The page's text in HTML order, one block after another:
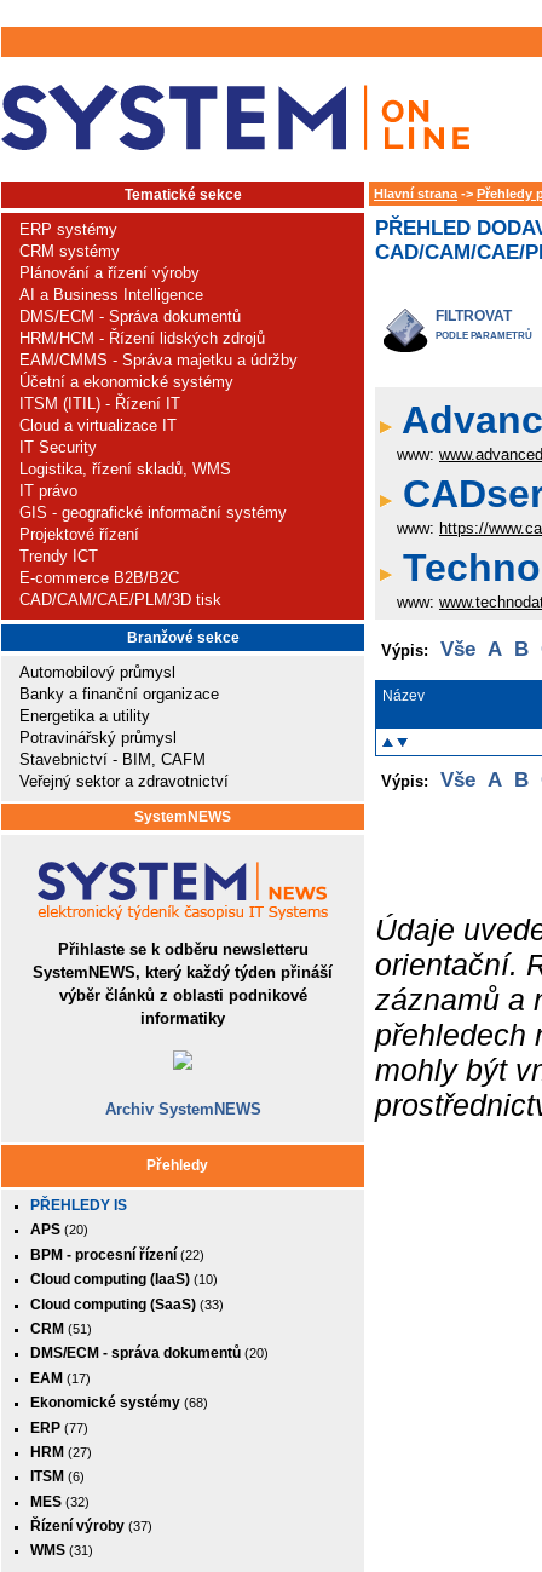
Tematické sekce
ERP systémy
CRM systémy
Plánování a řízení výroby
AI a Business Intelligence
DMS/ECM - Správa dokumentů
HRM/HCM - Řízení lidských zdrojů
EAM/CMMS - Správa majetku a údržby
Účetní a ekonomické systémy
ITSM (ITIL) - Řízení IT
Cloud a virtualizace IT
IT Security
Logistika, řízení skladů, WMS
IT právo
GIS - geografické informační systémy
Projektové řízení
Trendy ICT
E-commerce B2B/B2C
CAD/CAM/CAE/PLM/3D tisk
Branžové sekce
Automobilový průmysl
Banky a finanční organizace
Energetika a utility
Potravinářský průmysl
Stavebnictví - BIM, CAFM
Veřejný sektor a zdravotnictví
SystemNEWS
Přihlaste se k odběru newsletteru
SystemNEWS, který každý týden přináší
výběr článků z oblasti podnikové
informatiky
Archiv SystemNEWS
Přehledy
PŘEHLEDY IS
APS (20)
BPM - procesní řízení (22)
Cloud computing (IaaS) (10)
Cloud computing (SaaS) (33)
CRM (51)
DMS/ECM - správa dokumentů (20)
EAM (17)
Ekonomické systémy (68)
ERP (77)
HRM (27)
ITSM (6)
MES (32)
Řízení výroby (37)
WMS (31)
Hlavní strana -> Přehledy
PŘEHLED
CAD/CAM/CAE/
FILTROVAT
PODLE PARAMETRŮ
www:
www: https://
www:
Výpis: Vše A B
Název
Výpis: Vše A B
Údaje
orientační.
záznamů a
přehledech
mohly být